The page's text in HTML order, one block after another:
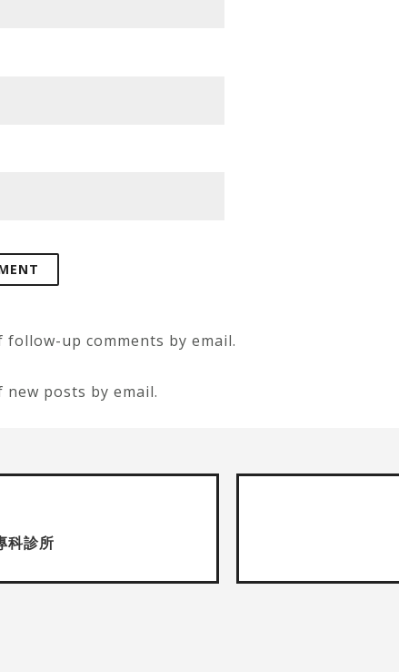
follow-up comments by email.
posts by email.
科診所